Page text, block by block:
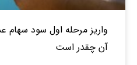
آن چقدر است